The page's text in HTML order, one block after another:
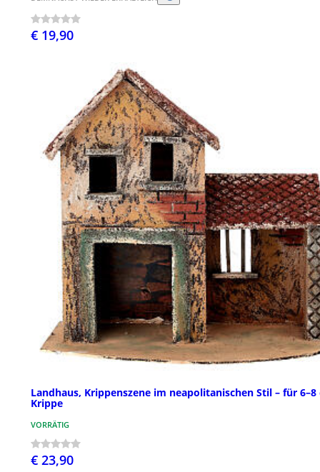
€ 19,90
Landhaus, Krippenszene im neapolitanischen Stil – für 6–8
Krippe
VORRÄTIG
€ 23,90